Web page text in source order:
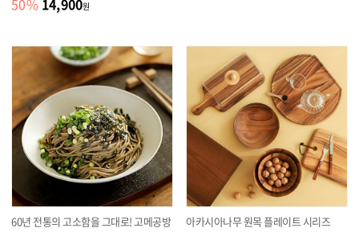
50% 원
60년 전통의 고소함을 그대로! 고메공방
아카시아나무 원목 플레이트 시리즈